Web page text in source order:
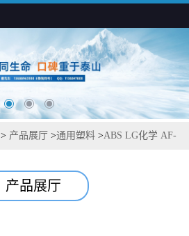
> 产品展厅 >通用塑料 >ABS LG化学 AF-
产品展厅